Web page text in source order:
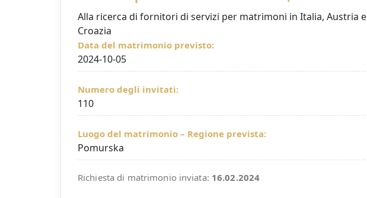
Alla ricerca di fornitori di servizi per matrimoni in Italia, Austria e
Croazia
Data del matrimonio previsto:
2024-10-05
Numero degli invitati:
110
Luogo del matrimonio – Regione prevista:
Pomurska
Richiesta di matrimonio inviata: 16.02.2024